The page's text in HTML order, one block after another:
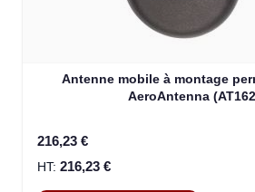
Antenne mobile à montage
AeroAntenna
216,23 €
216,23 €